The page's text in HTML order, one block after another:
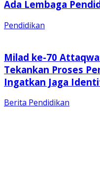
Ada Lembaga
Pendidikan
Milad ke-70
Tekankan Proses
Ingatkan Jaga
Berita Pendidikan